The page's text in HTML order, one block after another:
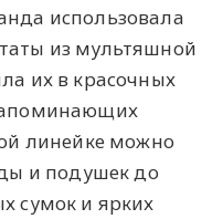
использовала
из мультяшной
их в красочных
линейке можно
и подушек до
сумок и ярких